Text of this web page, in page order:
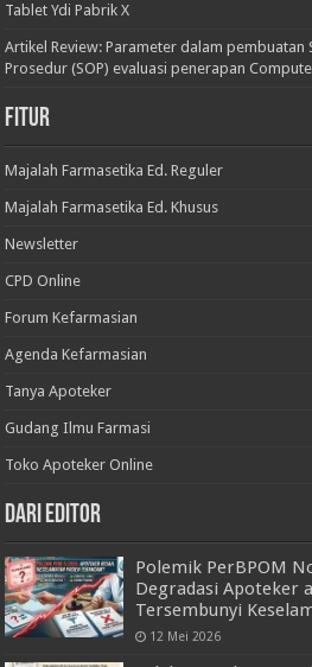
Tablet Ydi Pabrik X
Artikel Review: Parameter dalam pembuatan
Prosedur (SOP) evaluasi penerapan
Fitur
Majalah Farmasetika Ed. Reguler
Majalah Farmasetika Ed. Khusus
Newsletter
CPD Online
Forum Kefarmasian
Agenda Kefarmasian
Tanya Apoteker
Gudang Ilmu Farmasi
Toko Apoteker Online
Dari Editor
Polemik PerBPOM
Degradasi Apoteker
Tersembunyi
12 Mei 2026